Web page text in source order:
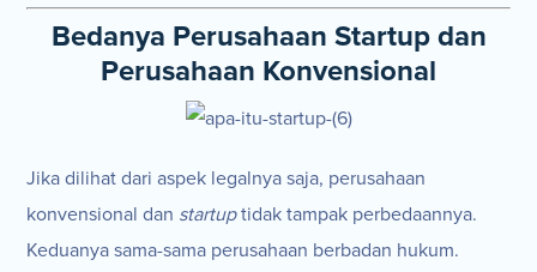
Bedanya Perusahaan Startup dan
Perusahaan Konvensional
Jika dilihat dari aspek legalnya saja, perusahaan
konvensional dan startuptidak tampak perbedaannya.
Keduanya sama-sama perusahaan berbadan hukum.